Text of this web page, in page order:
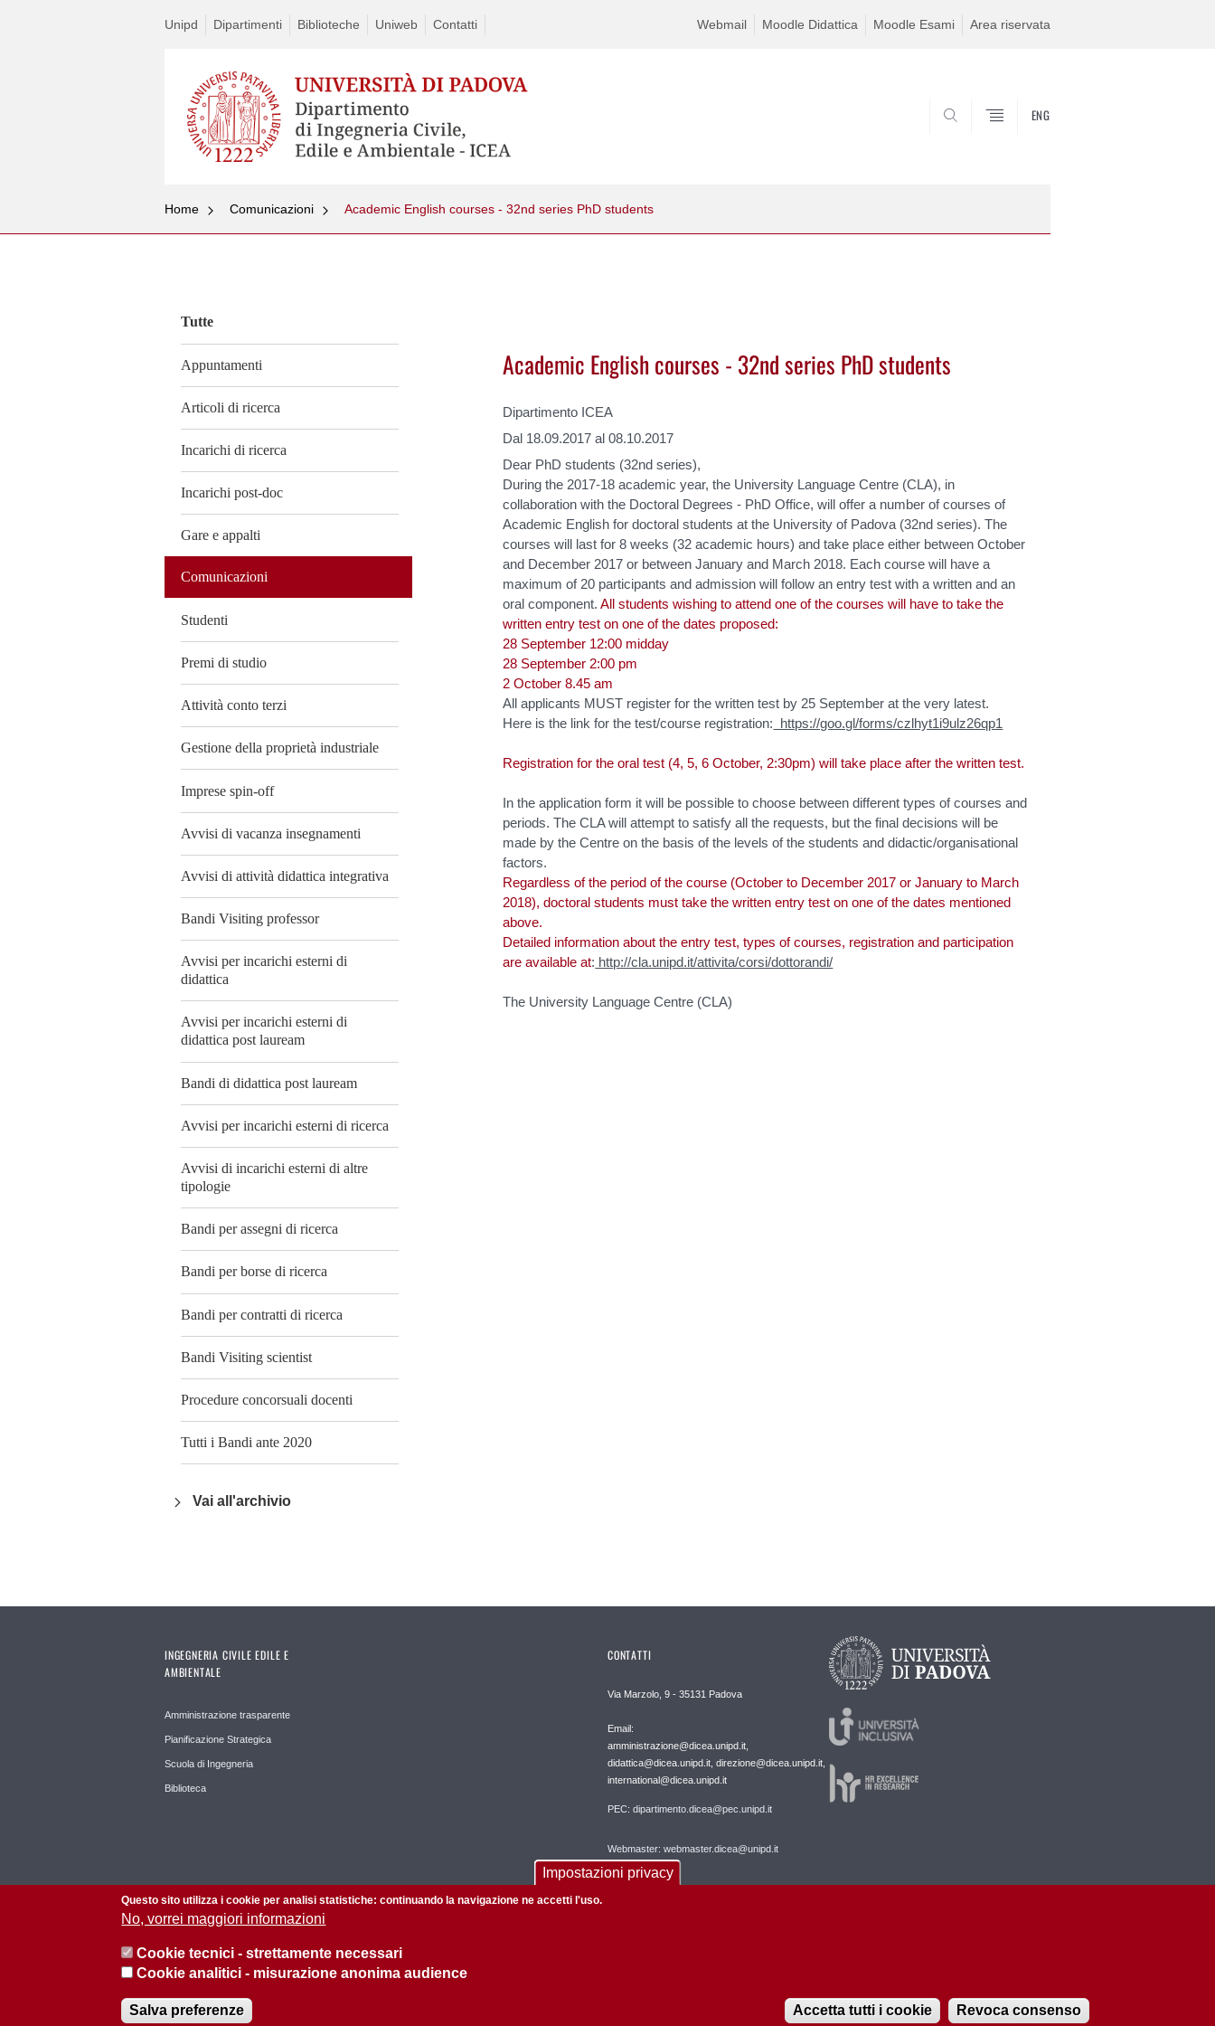
Unipd Dipartimenti Biblioteche Uniweb Contatti Webmail Moodle Didattica Moodle Esami Area riservata
ENG
Home Comunicazioni Academic English courses - 32nd series PhD students
Tutte
Appuntamenti
Articoli di ricerca
Incarichi di ricerca
Incarichi post-doc
Gare e appalti
Comunicazioni
Studenti
Premi di studio
Attività conto terzi
Gestione della proprietà industriale
Imprese spin-off
Avvisi di vacanza insegnamenti
Avvisi di attività didattica integrativa
Bandi Visiting professor
Avvisi per incarichi esterni di
didattica
Avvisi per incarichi esterni di
didattica post lauream
Bandi di didattica post lauream
Avvisi per incarichi esterni di ricerca
Avvisi di incarichi esterni di altre
tipologie
Bandi per assegni di ricerca
Bandi per borse di ricerca
Bandi per contratti di ricerca
Bandi Visiting scientist
Procedure concorsuali docenti
Tutti i Bandi ante 2020
Vai all'archivio
Academic English courses - 32nd series PhD students
Dipartimento ICEA
Dal 18.09.2017 al 08.10.2017
Dear PhD students (32nd series),
During the 2017-18 academic year, the University Language Centre (CLA), in
collaboration with the Doctoral Degrees - PhD Office, will offer a number of courses of
Academic English for doctoral students at the University of Padova (32nd series). The
courses will last for 8 weeks (32 academic hours) and take place either between October
and December 2017 or between January and March 2018. Each course will have a
maximum of 20 participants and admission will follow an entry test with a written and an
oral component.All students wishing to attend one of the courses will have to take the
written entry test on one of the dates proposed:
28 September 12:00 midday
28 September 2:00 pm
2 October 8.45 am
All applicants MUST register for the written test by 25 September at the very latest.
Here is the link for the test/course registration: https://goo.gl/forms/czlhyt1i9ulz26qp1
Registration for the oral test (4, 5, 6 October, 2:30pm) will take place after the written test.
In the application form it will be possible to choose between different types of courses and
periods. The CLA will attempt to satisfy all the requests, but the final decisions will be
made by the Centre on the basis of the levels of the students and didactic/organisational
factors.
Regardless of the period of the course (October to December 2017 or January to March
2018), doctoral students must take the written entry test on one of the dates mentioned
above.
Detailed information about the entry test, types of courses, registration and participation
are available at: http://cla.unipd.it/attivita/corsi/dottorandi/
The University Language Centre (CLA)
INGEGNERIA CIVILE EDILE E
AMBIENTALE
Amministrazione trasparente
Pianificazione Strategica
Scuola di Ingegneria
Biblioteca
CONTATTI
Via Marzolo, 9 - 35131 Padova
Email:
amministrazione@dicea.unipd.it,
didattica@dicea.unipd.it, direzione@dicea.unipd.it,
international@dicea.unipd.it
PEC: dipartimento.dicea@pec.unipd.it
Webmaster: webmaster.dicea@unipd.it
P.I. 00742430283 C.F. 80006480281
Impostazioni privacy
Questo sito utilizza i cookie per analisi statistiche: continuando la navigazione ne accetti l'uso.
No, vorrei maggiori informazioni
Cookie tecnici - strettamente necessari
Cookie analitici - misurazione anonima audience
Salva preferenze Accetta tutti i cookie Revoca consenso